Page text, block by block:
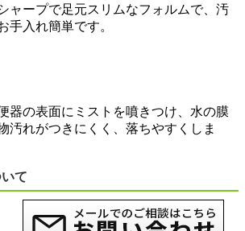
ャープで足元スリムなフォルムで、汚
手入れ簡単です。
器の表面にミストを噴きつけ、水の膜
汚れがつきにくく、落ちやすくしま
て